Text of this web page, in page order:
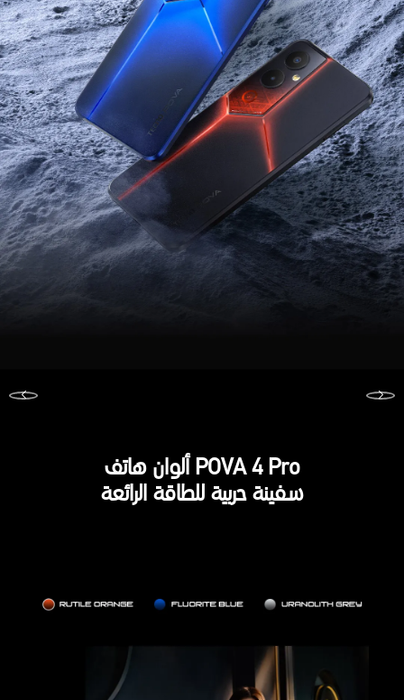
ألوان هاتف POVA 4 Pro
سفينة حربية للطاقة الرائعة